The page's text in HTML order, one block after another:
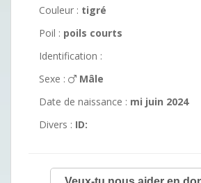
Couleur : tigré
Poil : poils courts
Identification :
Sexe :
Mâle
Date de naissance : mi juin 2024
Divers : ID: